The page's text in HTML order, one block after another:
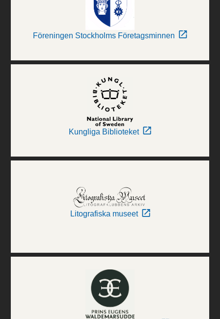
Föreningen Stockholms Företagsminnen
Kungliga Biblioteket
Litografiska museet